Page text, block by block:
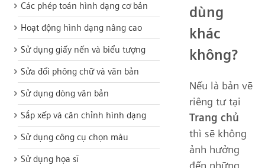
Các phép toán hình dạng cơ bản
Hoạt động hình dạng nâng cao
Sử dụng giấy nến và biểu tượng
Sửa đổi phông chữ và văn bản
Sử dụng dòng văn bản
Sắp xếp và căn chỉnh hình dạng
Sử dụng công cụ chọn màu
Sử dụng họa sĩ
dùng
khác
không?
Nếu là bản vẽ
riêng tư tại
Trang chủ
thì sẽ không
ảnh hưởng
đến những